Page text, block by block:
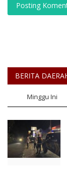
Posting
BERITA
Minggu Ini